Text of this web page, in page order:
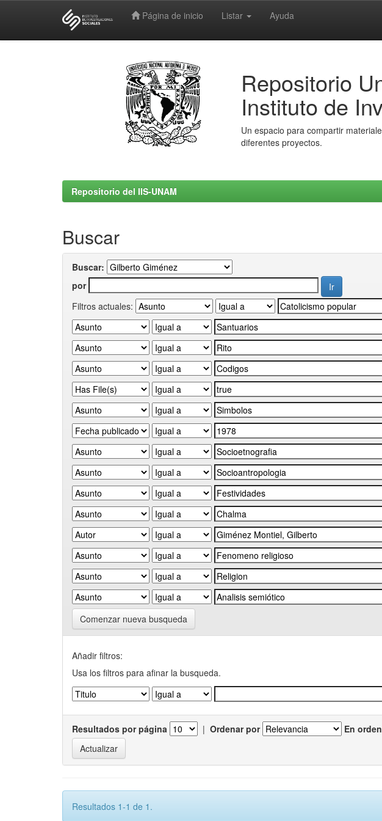
Página de inicio Listar Ayuda
Repositorio
Instituto de
Un espacio para compartir
diferentes proyectos.
Repositorio del IIS-UNAM
Buscar
Buscar:
por
Filtros actuales:
Comenzar nueva busqueda
Añadir filtros:
Usa los filtros para afinar la busqueda.
Resultados por página | Ordenar por En orden
Resultados 1-1 de 1.